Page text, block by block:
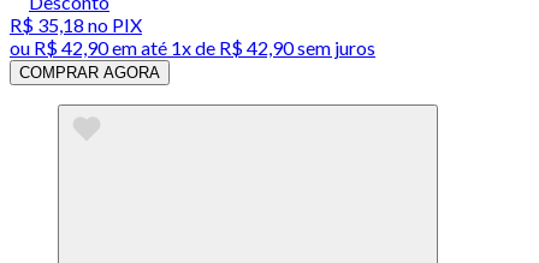
R$ 35,18 no PIX
ou R$ 42,90em até 1x de R$ 42,90sem juros
COMPRAR AGORA